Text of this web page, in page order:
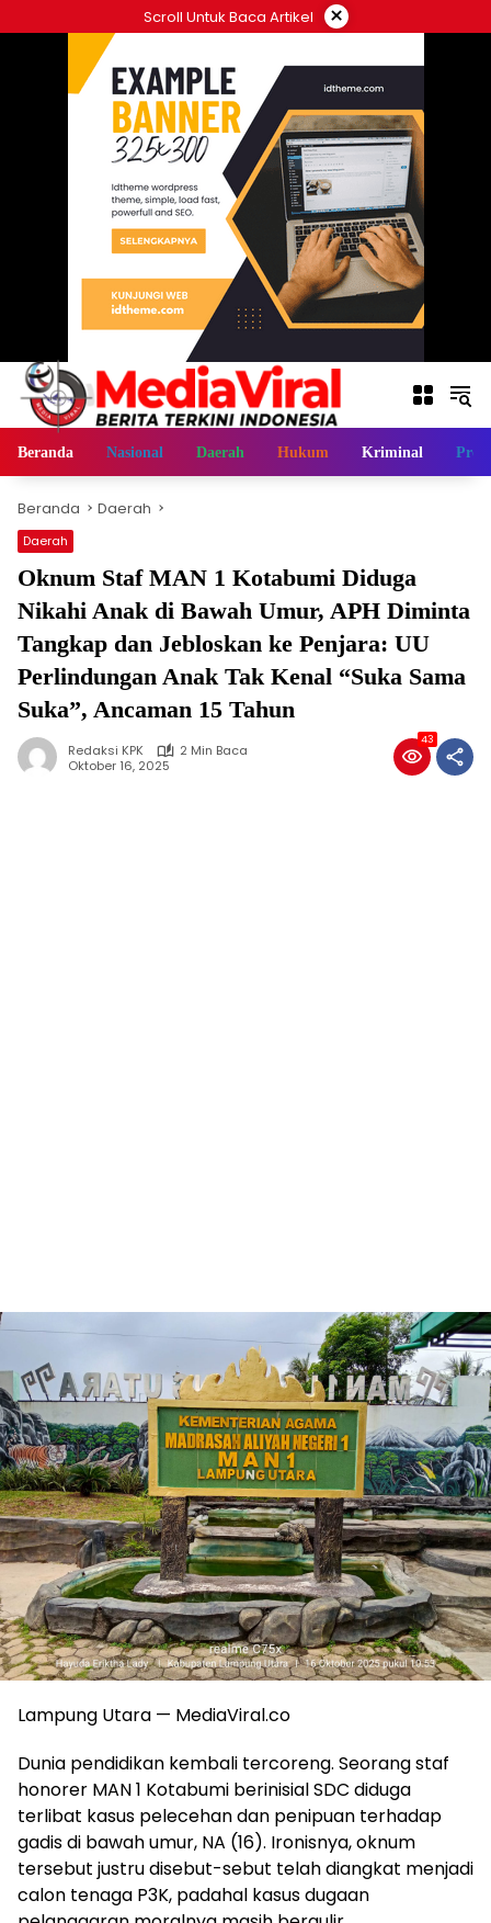
ke
Scroll Untuk Baca Artikel ×
Beranda Nasional Daerah Hukum Kriminal
Beranda Daerah
Daerah
Oknum Staf MAN 1 Kotabumi Diduga
Nikahi Anak di Bawah Umur, APH Diminta
Tangkap dan Jebloskan ke Penjara: UU
Perlindungan Anak Tak Kenal “Suka Sama
Suka”, Ancaman 15 Tahun
Redaksi KPK
2 Min Baca
Oktober 16, 2025
43
Lampung Utara — MediaViral.co
Dunia pendidikan kembali tercoreng. Seorang staf
honorer MAN 1 Kotabumi berinisial SDC diduga
terlibat kasus pelecehan dan penipuan terhadap
gadis di bawah umur, NA (16). Ironisnya, oknum
tersebut justru disebut-sebut telah diangkat menjadi
calon tenaga P3K, padahal kasus dugaan